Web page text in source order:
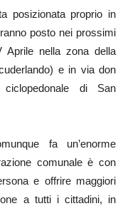
posizionata proprio in
posto nei prossimi
Aprile nella zona della
e in via don
di San
fa un’enorme
comunale è con
e offrire maggiori
a tutti i cittadini, in